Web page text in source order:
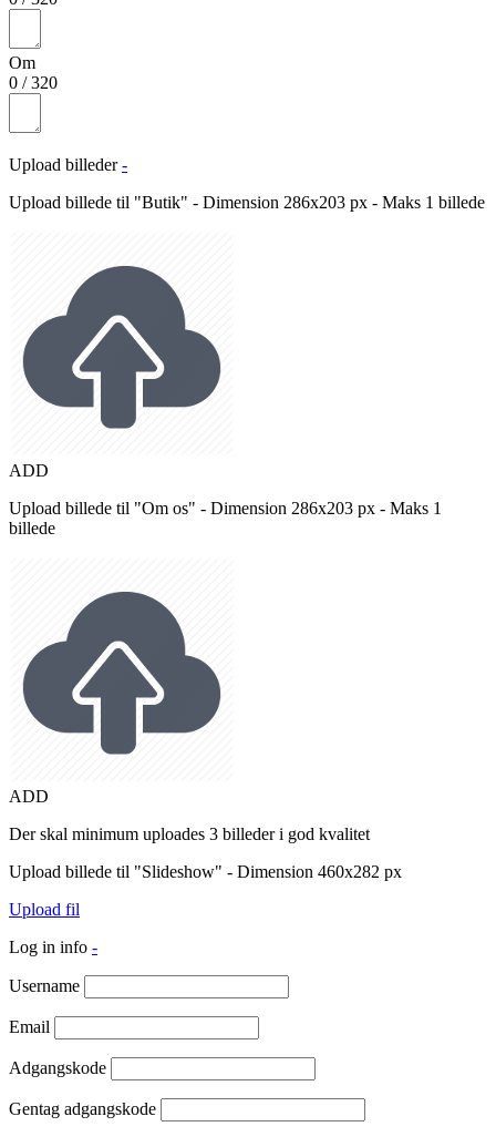
Om
0 /320
Upload billeder -
Upload billede til "Butik" - Dimension 286x203 px - Maks 1 billede
ADD
Upload billede til "Om os" - Dimension 286x203 px - Maks 1
billede
ADD
Der skal minimum uploades 3 billeder i god kvalitet
Upload billede til "Slideshow" - Dimension 460x282 px
Upload fil
Log in info -
Username
Email
Adgangskode
Gentag adgangskode